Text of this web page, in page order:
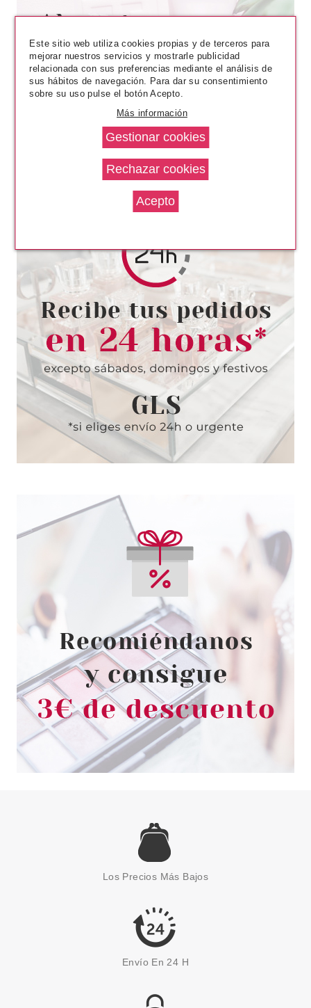
BALDESSARINI
AFTER SHAVE LOTION 90 ML
Pvr 45.50€
-34%
desde
29.99€
BALDESSARINI
BALDESSARINI COOL FORCE
GEL DUCHA 200ML
Pvr 22.20€
-47%
desde
11.75€
BALDESSARINI
BALDESSARINI COOL FORCE
EDT 90ML VAPORIZADOR
Pvr 74.10€
-61%
desde
28.75€
BALDESSARINI
BALDESSARINI BLACK EDT 50
ML VP
24.99€
Los Precios Más Bajos
Envío En 24 H
Este sitio web utiliza cookies propias y de terceros para
mejorar nuestros servicios y mostrarle publicidad
relacionada con sus preferencias mediante el análisis de
sus hábitos de navegación. Para dar su consentimiento
sobre su uso pulse el botón Acepto.
Más información